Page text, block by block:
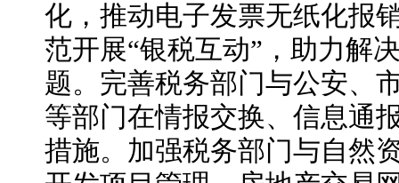
化，推动电子发票无纸化报
范开展“银税互动”，助力解
题。完善税务部门与公安、
等部门在情报交换、信息通
措施。加强税务部门与自然